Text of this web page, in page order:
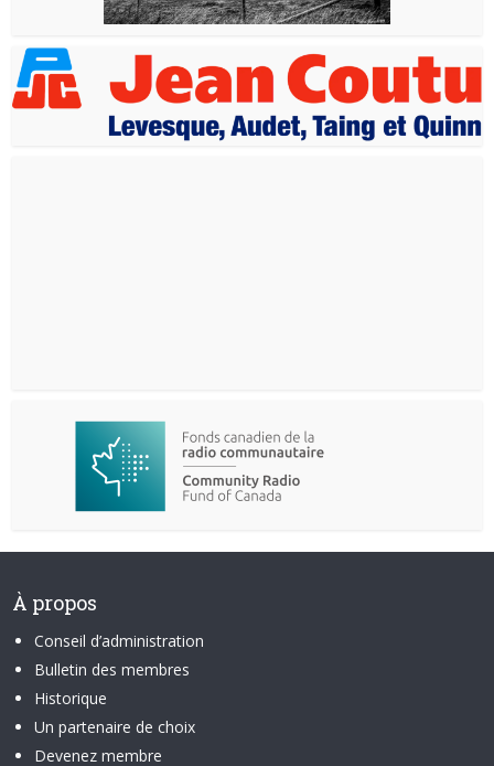
À propos
Conseil d’administration
Bulletin des membres
Historique
Un partenaire de choix
Devenez membre